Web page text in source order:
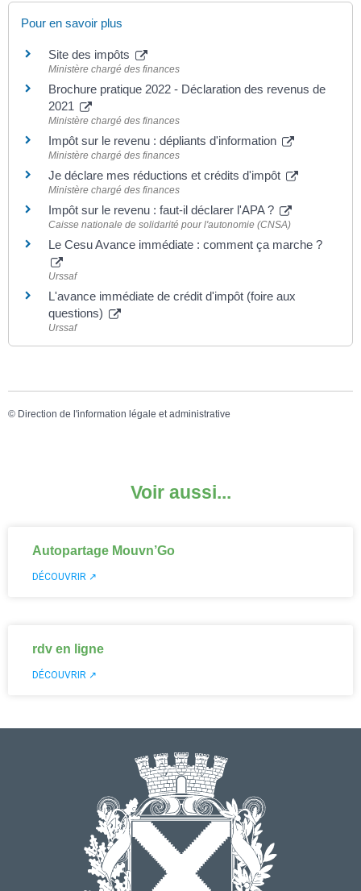
Pour en savoir plus
Site des impôts
Ministère chargé des finances
Brochure pratique 2022 - Déclaration des revenus de
2021
Ministère chargé des finances
Impôt sur le revenu : dépliants d'information
Ministère chargé des finances
Je déclare mes réductions et crédits d'impôt
Ministère chargé des finances
Impôt sur le revenu : faut-il déclarer l'APA ?
Caisse nationale de solidarité pour l'autonomie (CNSA)
Le Cesu Avance immédiate : comment ça marche ?
Urssaf
L'avance immédiate de crédit d'impôt (foire aux
questions)
Urssaf
© Direction de l'information légale et administrative
Voir aussi...
Autopartage Mouvn’Go
DÉCOUVRIR ↗
rdv en ligne
DÉCOUVRIR ↗